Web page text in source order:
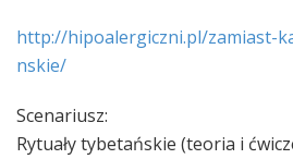
http://hipoalergiczni.pl/zamiast-
nskie/
Scenariusz:
Rytuały tybetańskie (teoria i